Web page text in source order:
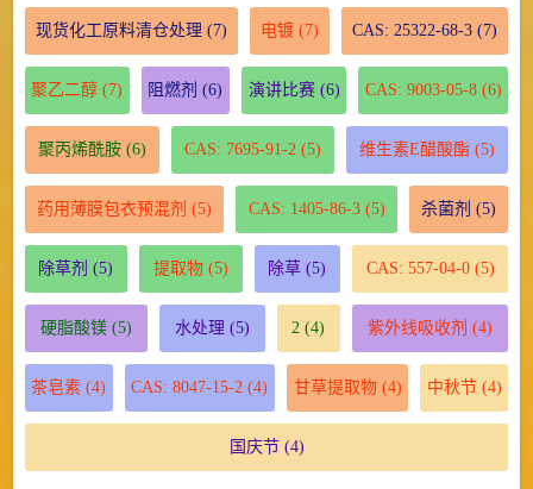
现货化工原料清仓处理 (7) 电镀 (7) CAS: 25322-68-3 (7)
聚乙二醇 (7) 阻燃剂 (6) 演讲比赛(6) CAS: 9003-05-8(6)
聚丙烯酰胺(6) CAS: 7695-91-2 (5) 维生素E醋酸酯 (5)
药用薄膜包衣预混剂 (5) CAS: 1405-86-3(5) 杀菌剂 (5)
除草剂 (5) 提取物(5) 除草 (5) CAS: 557-04-0(5)
硬脂酸镁(5) 水处理 (5) 2 (4) 紫外线吸收剂 (4)
茶皂素 (4) CAS: 8047-15-2 (4) 甘草提取物(4) 中秋节(4)
国庆节(4)